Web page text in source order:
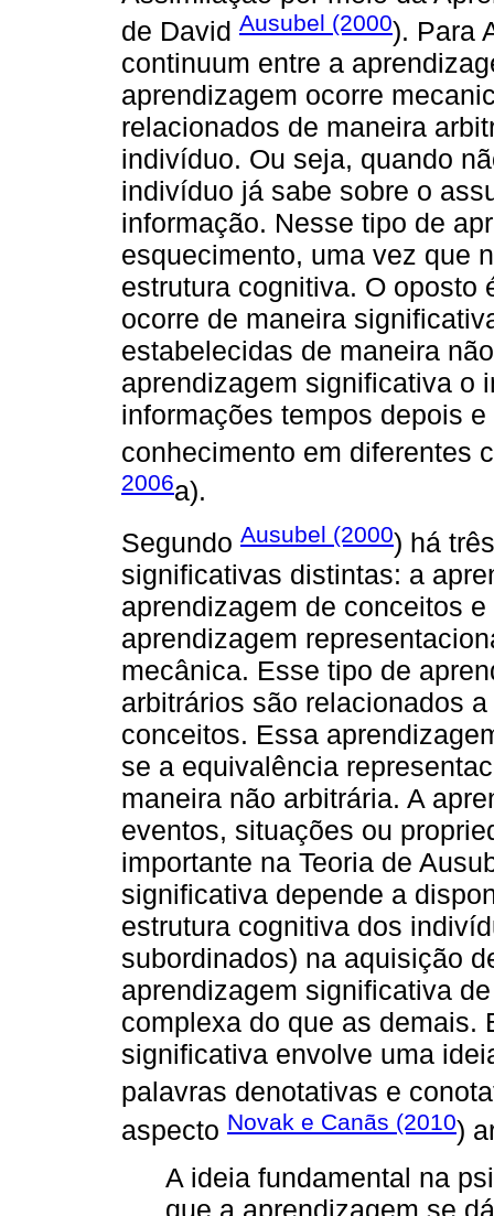
de David Ausubel (2000). Para
continuum entre a
aprendizagem ocorre
relacionados de maneira
indivíduo. Ou seja, quando
indivíduo já sabe sobre o
informação. Nesse tipo de
esquecimento, uma vez que
estrutura cognitiva. O oposto
ocorre de maneira
estabelecidas de maneira
aprendizagem significativa o
informações tempos depois
conhecimento em diferentes
2006a).
Segundo Ausubel (2000) há
significativas distintas: a
aprendizagem de conceitos
aprendizagem
mecânica. Esse tipo de
arbitrários são relacionados
conceitos. Essa
se a equivalência
maneira não arbitrária. A
eventos, situações ou
importante na Teoria de
significativa depende a
estrutura cognitiva dos
subordinados) na aquisição
aprendizagem significativa
complexa do que as demais.
significativa envolve uma
palavras denotativas e
aspecto Novak e Canãs (2010)
A ideia fundamental na
que a aprendizagem se